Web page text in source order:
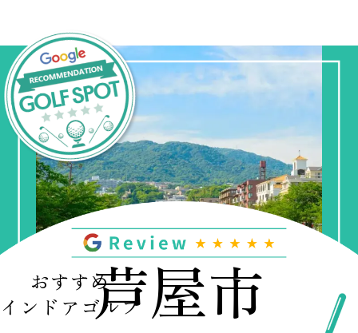
芦屋市
おすすめ
インドアゴルフ